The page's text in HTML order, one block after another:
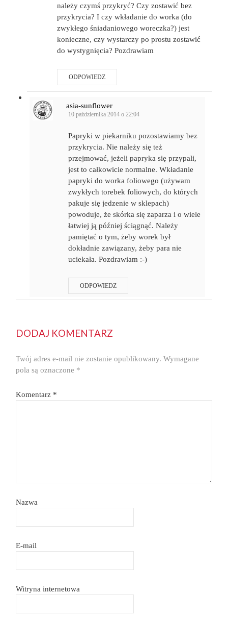
należy czymś przykryć? Czy zostawić bez
przykrycia? I czy wkładanie do worka (do
zwykłego śniadaniowego woreczka?) jest
konieczne, czy wystarczy po prostu zostawić
do wystygnięcia? Pozdrawiam
ODPOWIEDZ
asia-sunflower
10 października 2014 o 22:04
Papryki w piekarniku pozostawiamy bez
przykrycia. Nie należy się też
przejmować, jeżeli papryka się przypali,
jest to całkowicie normalne. Wkładanie
papryki do worka foliowego (używam
zwykłych torebek foliowych, do których
pakuje się jedzenie w sklepach)
powoduje, że skórka się zaparza i o wiele
łatwiej ją później ściągnąć. Należy
pamiętać o tym, żeby worek był
dokładnie zawiązany, żeby para nie
uciekała. Pozdrawiam :-)
ODPOWIEDZ
DODAJ KOMENTARZ
Twój adres e-mail nie zostanie opublikowany. Wymagane
pola są oznaczone *
Komentarz *
Nazwa
E-mail
Witryna internetowa